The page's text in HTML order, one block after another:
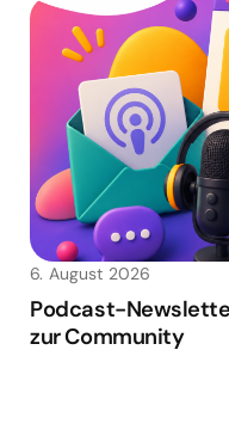
Podcast-
zur Community
6. August 2026